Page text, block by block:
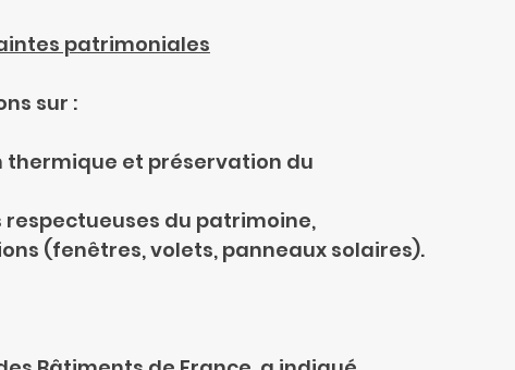
patrimoniales
sur :
thermique et préservation du
respectueuses du patrimoine,
(fenêtres, volets, panneaux solaires).